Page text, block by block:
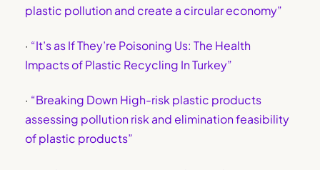
plastic pollution and create a circular economy”
· “It’s as If They’re Poisoning Us: The Health
Impacts of Plastic Recycling In Turkey”
· “Breaking Down High-risk plastic products
assessing pollution risk and elimination feasibility
of plastic products”